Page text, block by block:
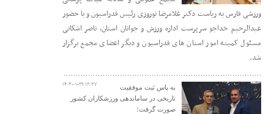
ورزشی فارس به ریاست دکتر غلامرضا نوروزی رئیس فدراسیون و با حضور
عبدالرحیم خداجو سرپرست اداره ورزش و جوانان استان، ناصر اشکانی
مسئول کمیته امور استان های فدراسیون و دیگر اعضای مجمع برگزار
شد.
۱۴۰۳-۰۱-۲۹ ۱۶:۳۷
به پاس ثبت موفقیت
تاریخی در ساماندهی ورزشکاران کشور
صورت گرفت؛